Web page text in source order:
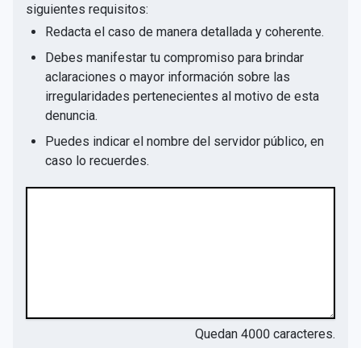
siguientes requisitos:
Redacta el caso de manera detallada y coherente.
Debes manifestar tu compromiso para brindar
aclaraciones o mayor información sobre las
irregularidades pertenecientes al motivo de esta
denuncia.
Puedes indicar el nombre del servidor público, en
caso lo recuerdes.
Quedan 4000 caracteres.